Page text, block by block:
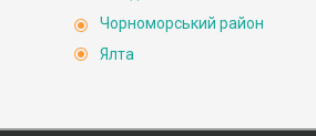
Чорноморський район
Ялта